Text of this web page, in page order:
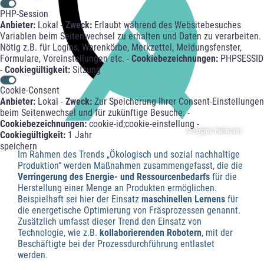
PHP-Session
Anbieter: Lokal - Zweck: Erlaubt während des Websitebesuches
Variablen beim Seitenwechsel zu erhalten und Daten zu verarbeiten.
Nötig z.B. für Logins, Warenkörbe, Merkzettel, Meldungsfenster,
Formulare, Voreinstellungen etc. - Cookiebezeichnungen: PHPSESSID
- Cookiegültigkeit: Sitzung
Cookie-Consent
Anbieter: Lokal - Zweck: Zur Speicherung Ihrer Consent-Einstellungen
beim Seitenwechsel und für zukünftige Besuche. -
Cookiebezeichnungen:cookie-id;cookie-einstellung -
Cookiegültigkeit: 1 Jahr
speichern
© Region Hannover
Im Rahmen des Trends „Ökologisch und sozial nachhaltige
Produktion“ werden Maßnahmen zusammengefasst, die die
Verringerung des Energie- und Ressourcenbedarfs für die
Herstellung einer Menge an Produkten ermöglichen.
Beispielhaft sei hier der Einsatz maschinellen Lernens für
die energetische Optimierung von Fräsprozessen genannt.
Zusätzlich umfasst dieser Trend den Einsatz von
Technologie, wie z.B. kollaborierenden Robotern, mit der
Beschäftigte bei der Prozessdurchführung entlastet
werden.